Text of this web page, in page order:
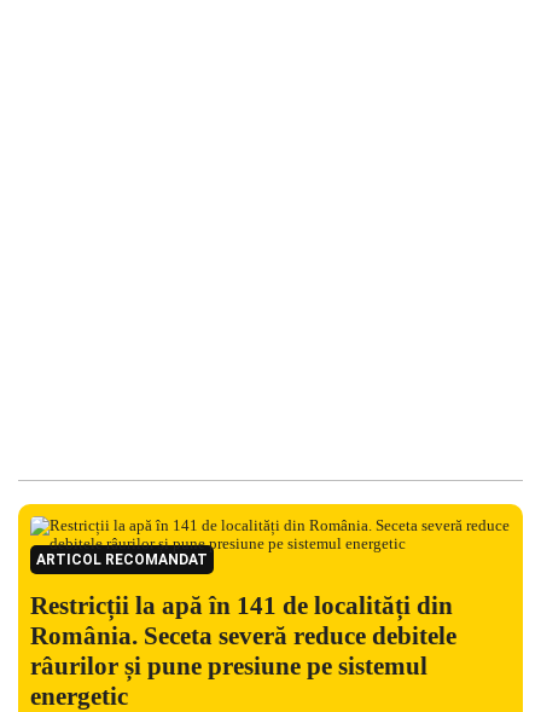
ARTICOL RECOMANDAT
Restricții la apă în 141 de localități din
România. Seceta severă reduce debitele
râurilor și pune presiune pe sistemul
energetic